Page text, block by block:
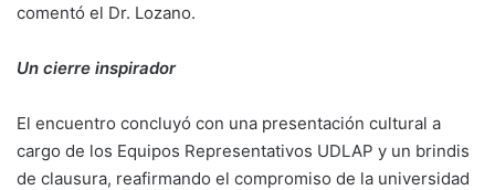
comentó el Dr. Lozano.
Un cierre inspirador
El encuentro concluyó con una presentación cultural a
cargo de los Equipos Representativos UDLAP y un brindis
de clausura, reafirmando el compromiso de la universidad